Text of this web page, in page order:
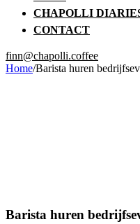
CHAPOLLI
CONTACT
finn@chapolli.coffee
Home/Barista huren
Barista huren